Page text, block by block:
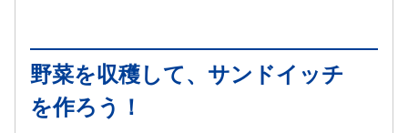
野菜を収穫して、サンドイッチ
を作ろう！